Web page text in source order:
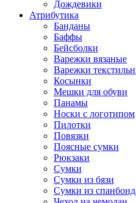
Дождевики
Атрибутика
Банданы
Баффы
Бейсболки
Варежки вязаные
Варежки
Косынки
Мешки для обуви
Панамы
Носки с логотипом
Пилотки
Повязки
Поясные сумки
Рюкзаки
Сумки
Сумки из бязи
Сумки из